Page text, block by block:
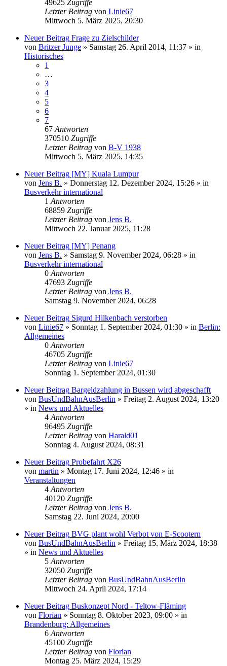
49625 Zugriffe
Letzter Beitrag von Linie67
Mittwoch 5. März 2025, 20:30
Neuer Beitrag Frage zu Zielschilder
von Britzer Junge » Samstag 26. April 2014, 11:37 » in
Historisches
1
…
3
4
5
6
7
67Antworten
370510 Zugriffe
Letzter Beitrag von B-V 1938
Mittwoch 5. März 2025, 14:35
Neuer Beitrag [MY] Kuala Lumpur
von Jens B. » Donnerstag 12. Dezember 2024, 15:26 » in
Busverkehr international
1Antworten
68859 Zugriffe
Letzter Beitrag von Jens B.
Mittwoch 22. Januar 2025, 11:28
Neuer Beitrag [MY] Penang
von Jens B. » Samstag 9. November 2024, 06:28 » in
Busverkehr international
0Antworten
47693 Zugriffe
Letzter Beitrag von Jens B.
Samstag 9. November 2024, 06:28
Neuer Beitrag Sigurd Hilkenbach verstorben
von Linie67 » Sonntag 1. September 2024, 01:30 » in Berlin:
Allgemeines
0Antworten
46705 Zugriffe
Letzter Beitrag von Linie67
Sonntag 1. September 2024, 01:30
Neuer Beitrag Bargeldzahlung in Bussen wird abgeschafft
von BusUndBahnAusBerlin » Freitag 2. August 2024, 13:20
» in News und Aktuelles
4Antworten
96495 Zugriffe
Letzter Beitrag von Harald01
Sonntag 4. August 2024, 08:31
Neuer Beitrag Probefahrt X26
von martin » Montag 17. Juni 2024, 12:46 » in
Veranstaltungen
4Antworten
40120 Zugriffe
Letzter Beitrag von Jens B.
Samstag 22. Juni 2024, 20:00
Neuer Beitrag BVG plant wohl Verbot von E-Scootern
von BusUndBahnAusBerlin » Freitag 15. März 2024, 18:38
» in News und Aktuelles
5Antworten
32050 Zugriffe
Letzter Beitrag von BusUndBahnAusBerlin
Mittwoch 24. April 2024, 17:14
Neuer Beitrag Buskonzept Nord - Teltow-Fläming
von Florian » Sonntag 8. Oktober 2023, 09:00 » in
Brandenburg: Allgemeines
6Antworten
45100 Zugriffe
Letzter Beitrag von Florian
Montag 25. März 2024, 15:29